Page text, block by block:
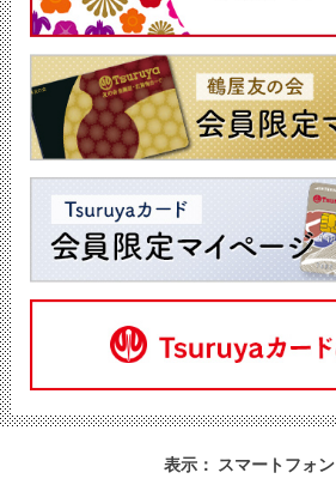
表示： スマートフォン